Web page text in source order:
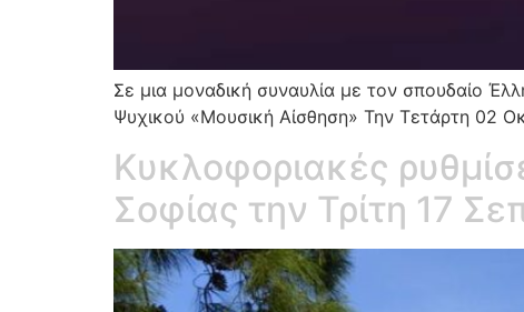
Σε μια μοναδική συναυλία με τον σπουδαίο
Ψυχικού «Μουσική Αίσθηση» Την Τετάρτη 02
Κυκλοφοριακές
Σοφίας την Τρίτη 17